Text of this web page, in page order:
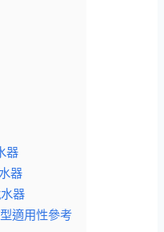
器
器
器
適用性參考